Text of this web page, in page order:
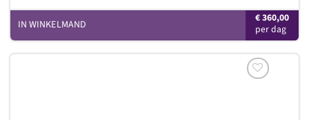
€360,00
IN WINKELMAND